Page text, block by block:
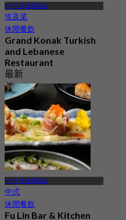
MRT 克拉碼頭站
埃及菜
休閒餐飲
Grand Konak Turkish
and Lebanese
Restaurant
最新
起S$ 39.5
MRT 克拉碼頭站
中式
休閒餐飲
Fu Lin Bar & Kitchen